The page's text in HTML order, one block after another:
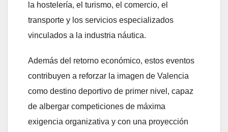
la hostelería, el turismo, el comercio, el
transporte y los servicios especializados
vinculados a la industria náutica.
Además del retorno económico, estos eventos
contribuyen a reforzar la imagen de Valencia
como destino deportivo de primer nivel, capaz
de albergar competiciones de máxima
exigencia organizativa y con una proyección